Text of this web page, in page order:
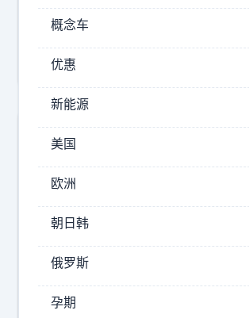
长
e
招
聘
大
概念车
优惠
新能源
美国
欧洲
朝日韩
俄罗斯
孕期